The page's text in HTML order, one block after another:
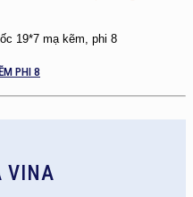
19*7 mạ kẽm, phi 8
PHI 8
VINA